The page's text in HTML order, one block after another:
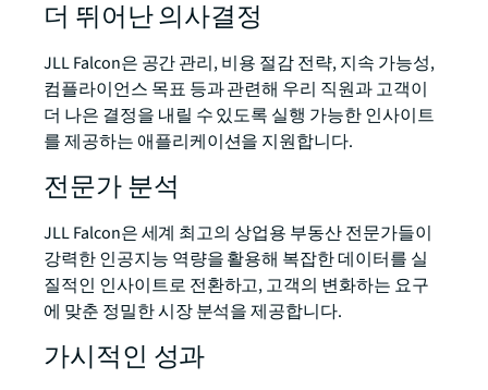
더 뛰어난 의사결정
JLL Falcon은 공간 관리, 비용 절감 전략, 지속 가능성,
컴플라이언스 목표 등과 관련해 우리 직원과 고객이
더 나은 결정을 내릴 수 있도록 실행 가능한 인사이트
를 제공하는 애플리케이션을 지원합니다.
전문가 분석
JLL Falcon은 세계 최고의 상업용 부동산 전문가들이
강력한 인공지능 역량을 활용해 복잡한 데이터를 실
질적인 인사이트로 전환하고, 고객의 변화하는 요구
에 맞춘 정밀한 시장 분석을 제공합니다.
가시적인 성과